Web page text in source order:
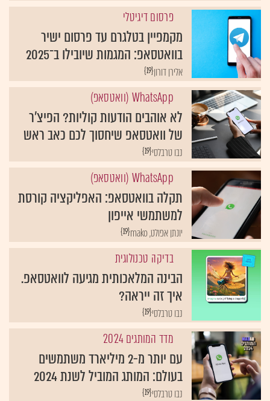
פרסום דיגיטלי
מקמפיין בטלגרם עד פרסום ישיר
בוואטסאפ: המגמות שיובילו ב־2025
{19}אלירן דורון
WhatsApp (וואטסאפ)
לא אוהבים הודעות קוליות? הפיצ'ר
של וואטסאפ שיחסוך לכם כאב ראש
{19}נבו טרבלסי
WhatsApp (וואטסאפ)
תקלה בוואטסאפ: האפליקציה קורסת
למשתמשי אייפון
{19} יונתן אפולט, mako
בדיקה טכנולוגית
הבינה המלאכותית מגיעה לוואטסאפ.
איך זה ייראה?
{19}נבו טרבלסי
מדד המותגים 2024
עם יותר מ-2 מיליארד משתמשים
בעולם: המותג המוביל לשנת 2024
{19}נבו טרבלסי